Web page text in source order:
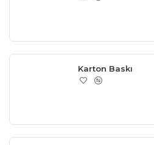
Karton Baskı